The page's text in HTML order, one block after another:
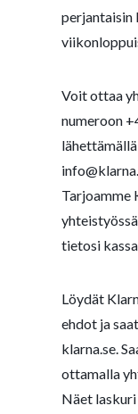
perjantaisin
Voit ottaa
numeroon
Tarjoamme
tietosi
Löydät
ehdot ja
klarna.se.
ottamalla
Näet